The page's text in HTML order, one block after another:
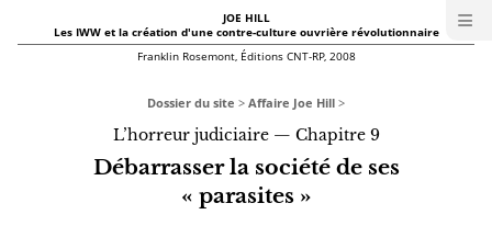
JOE HILL
Les IWW et la création d'une contre-culture ouvrière révolutionnaire
Franklin Rosemont, Éditions CNT-RP, 2008
Dossier du site > Affaire Joe Hill >
L’horreur judiciaire — Chapitre 9
Débarrasser la société de ses
« parasites »
≡